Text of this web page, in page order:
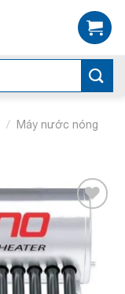
/
Máy nước nóng
Add to
wishlist